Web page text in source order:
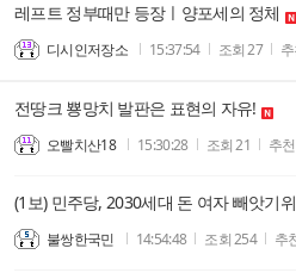
레프트 정부때만 등장ㅣ양포세의 정체
디시인저장소 15:37:54 조회27
전땅크 뿅망치 발판은 표현의 자유!
오빨치산18 15:30:28 조회21 추천
(1보) 민주당, 2030세대 돈 여자 빼앗기
불쌍한국민 14:54:48 조회254 추